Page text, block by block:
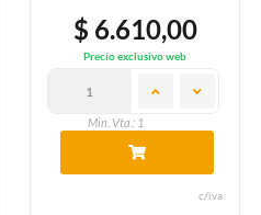
$ 6.610,00
Precio exclusivo web
Min. Vta.: 1
c/iva